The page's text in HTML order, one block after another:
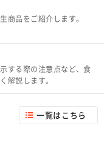
商品をご紹介します。
する際の注意点など、食
解説します。
一覧はこちら